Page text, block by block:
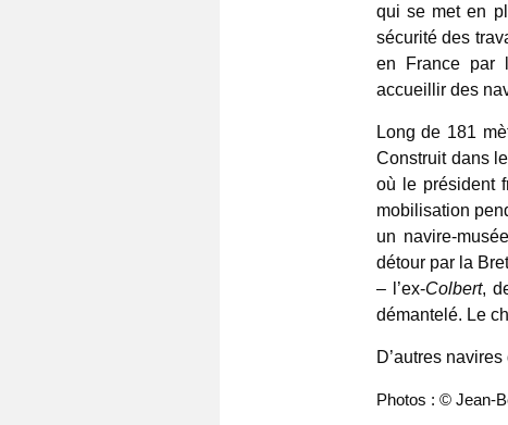
qui se met en
sécurité des
en France par
accueillir des
Long de 181
Construit dans
où le président
mobilisation
un navire-
détour par la
– l’ex-Colbert,
démantelé. Le
D’autres
Photos : © Jean-